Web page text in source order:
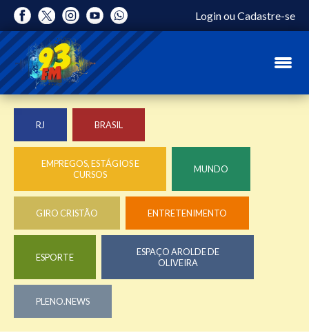
LoginouCadastre-se
RJ BRASIL
EMPREGOS, ESTÁGIOS E
CURSOS
MUNDO
GIRO CRISTÃO ENTRETENIMENTO
ESPORTE
ESPAÇO AROLDE DE
OLIVEIRA
PLENO.NEWS